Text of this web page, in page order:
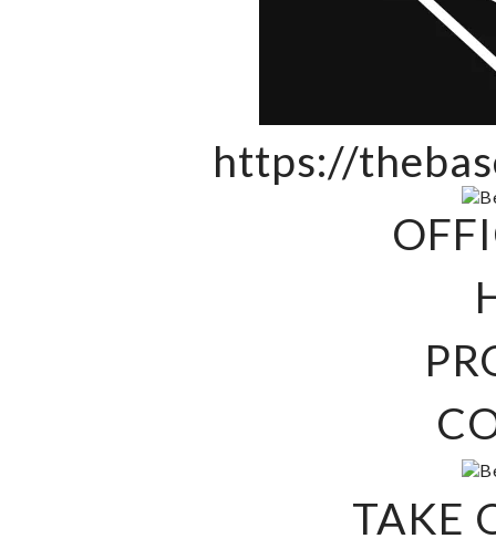
https://
TAKE